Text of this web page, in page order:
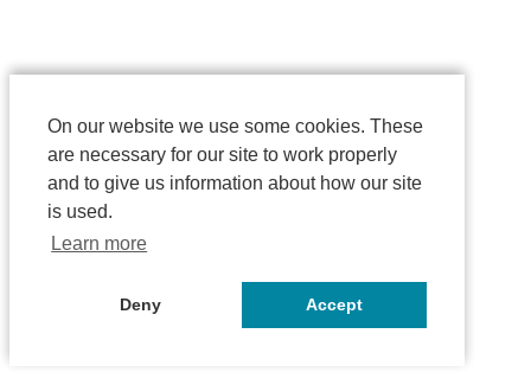
On our website we use some cookies. These
are necessary for our site to work properly
and to give us information about how our site
is used.
Learn more
Deny Accept